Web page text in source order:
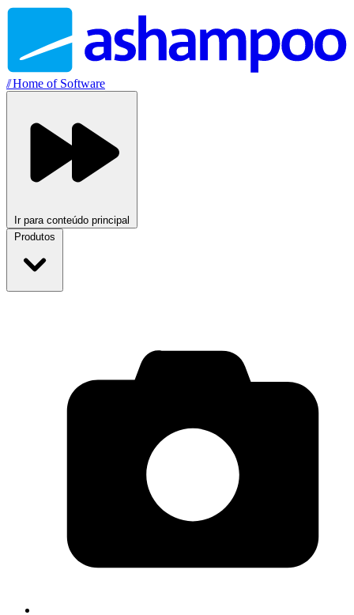
//Home of Software
Ir para conteúdo principal
Produtos